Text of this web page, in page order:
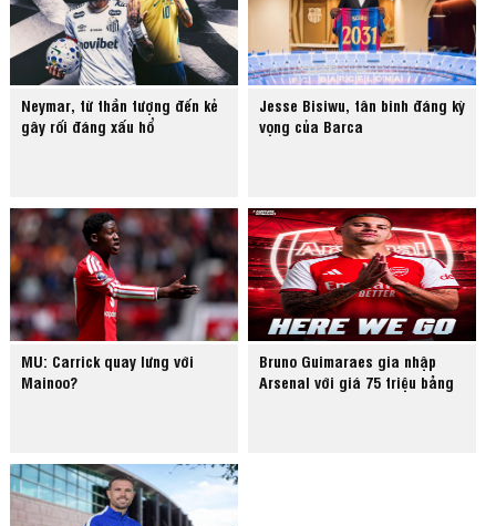
Neymar, từ thần tượng đến kẻ
gây rối đáng xấu hổ
Jesse Bisiwu, tân binh đáng kỳ
vọng của Barca
MU: Carrick quay lưng với
Mainoo?
Bruno Guimaraes gia nhập
Arsenal với giá 75 triệu bảng